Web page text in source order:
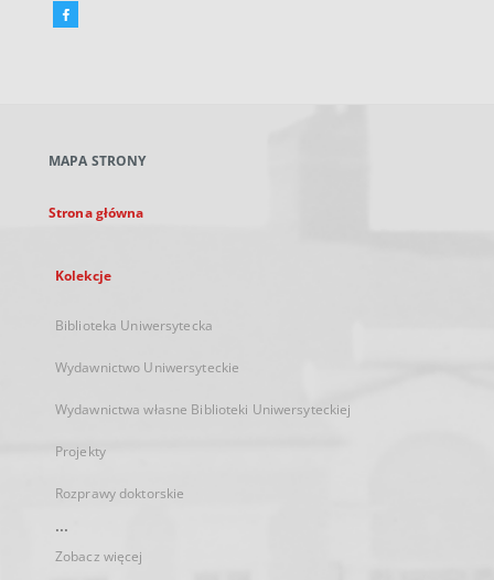
Facebook
karcie
MAPA STRONY
Strona główna
Kolekcje
Biblioteka Uniwersytecka
Wydawnictwo Uniwersyteckie
Wydawnictwa własne Biblioteki Uniwersyteckiej
Projekty
Rozprawy doktorskie
...
Zobacz więcej